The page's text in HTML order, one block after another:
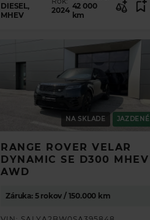
DIESEL,
MHEV
2024 42 000
km
NA SKLADE JAZDENÉ
RANGE ROVER VELAR
DYNAMIC SE D300 MHEV
AWD
Záruka: 5 rokov / 150.000 km